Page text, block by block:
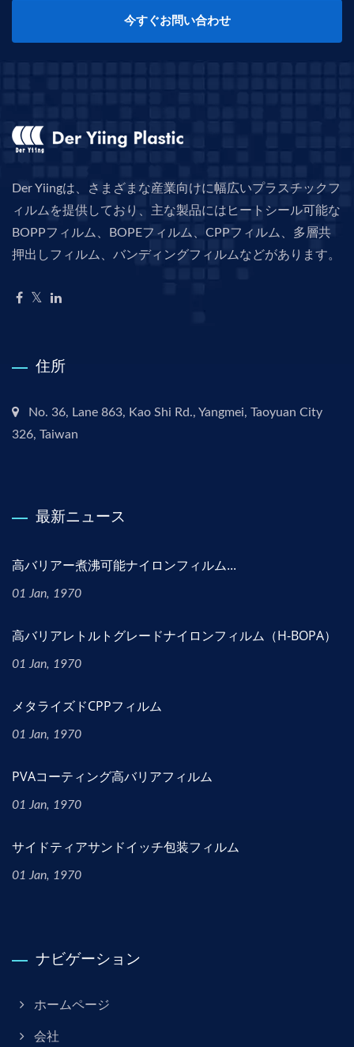
今すぐお問い合わせ
Der Yiingは、さまざまな産業向けに幅広いプラスチックフ
ィルムを提供しており、主な製品にはヒートシール可能な
BOPPフィルム、BOPEフィルム、CPPフィルム、多層共
押出しフィルム、バンディングフィルムなどがあります。
住所
No. 36, Lane 863, Kao Shi Rd., Yangmei, Taoyuan City
326, Taiwan
最新ニュース
高バリアー煮沸可能ナイロンフィルム...
01 Jan, 1970
高バリアレトルトグレードナイロンフィルム（H-BOPA）
01 Jan, 1970
メタライズドCPPフィルム
01 Jan, 1970
PVAコーティング高バリアフィルム
01 Jan, 1970
サイドティアサンドイッチ包装フィルム
01 Jan, 1970
ナビゲーション
ホームページ
会社